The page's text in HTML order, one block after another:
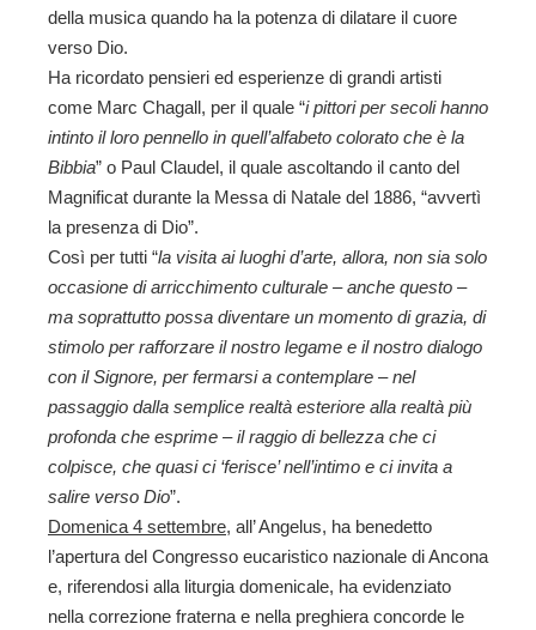
della musica quando ha la potenza di dilatare il cuore
verso Dio.
Ha ricordato pensieri ed esperienze di grandi artisti
come Marc Chagall, per il quale “i pittori per secoli hanno
intinto il loro pennello in quell’alfabeto colorato che è la
Bibbia” o Paul Claudel, il quale ascoltando il canto del
Magnificat durante la Messa di Natale del 1886, “avvertì
la presenza di Dio”.
Così per tutti “la visita ai luoghi d’arte, allora, non sia solo
occasione di arricchimento culturale – anche questo –
ma soprattutto possa diventare un momento di grazia, di
stimolo per rafforzare il nostro legame e il nostro dialogo
con il Signore, per fermarsi a contemplare – nel
passaggio dalla semplice realtà esteriore alla realtà più
profonda che esprime – il raggio di bellezza che ci
colpisce, che quasi ci ‘ferisce’ nell’intimo e ci invita a
salire verso Dio”.
Domenica 4 settembre, all’ Angelus, ha benedetto
l’apertura del Congresso eucaristico nazionale di Ancona
e, riferendosi alla liturgia domenicale, ha evidenziato
nella correzione fraterna e nella preghiera concorde le